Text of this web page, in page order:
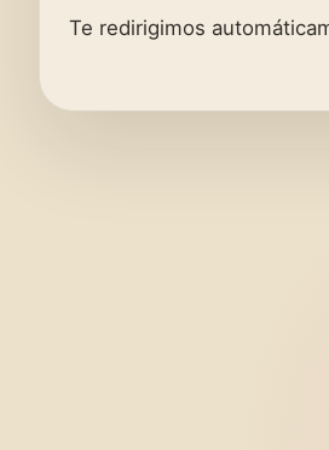
Te redirigimos